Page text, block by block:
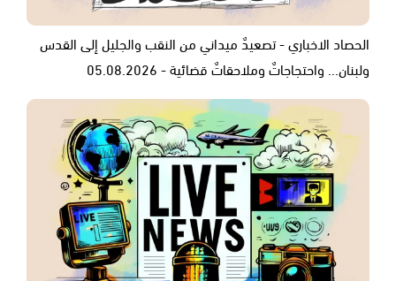
الحصاد الاخباري - تصعيدٌ ميداني من النقب والجليل إلى القدس
ولبنان... واحتجاجاتٌ وملاحقاتٌ قضائية - 05.08.2026